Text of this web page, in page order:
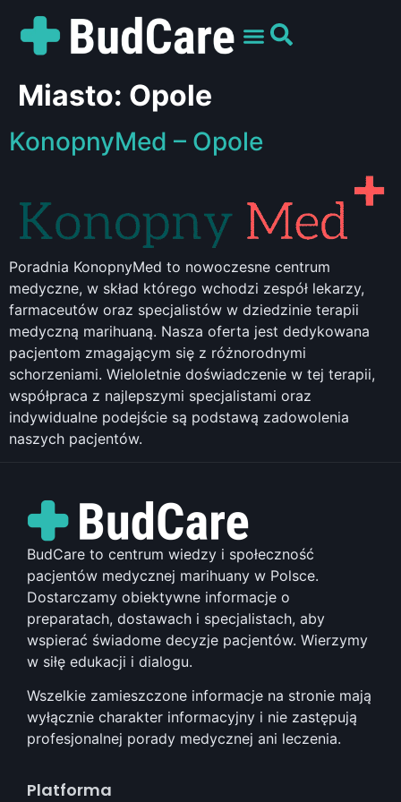
Miasto: Opole
KonopnyMed – Opole
Poradnia KonopnyMed to nowoczesne centrum
medyczne, w skład którego wchodzi zespół lekarzy,
farmaceutów oraz specjalistów w dziedzinie terapii
medyczną marihuaną. Nasza oferta jest dedykowana
pacjentom zmagającym się z różnorodnymi
schorzeniami. Wieloletnie doświadczenie w tej terapii,
współpraca z najlepszymi specjalistami oraz
indywidualne podejście są podstawą zadowolenia
naszych pacjentów.
BudCare to centrum wiedzy i społeczność
pacjentów medycznej marihuany w Polsce.
Dostarczamy obiektywne informacje o
preparatach, dostawach i specjalistach, aby
wspierać świadome decyzje pacjentów. Wierzymy
w siłę edukacji i dialogu.
Wszelkie zamieszczone informacje na stronie mają
wyłącznie charakter informacyjny i nie zastępują
profesjonalnej porady medycznej ani leczenia.
Platforma